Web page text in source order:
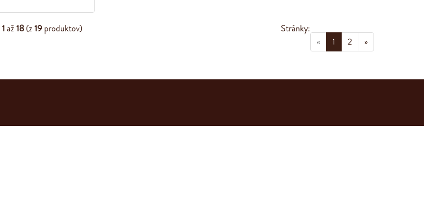
1až18(z19produktov)
«
1 (current)
2 »
Stránky: